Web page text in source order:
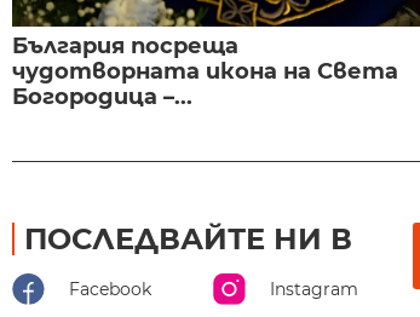
България посреща
чудотворната икона на Света
Богородица –...
ПОСЛЕДВАЙТЕ НИ В
Facebook Instagram